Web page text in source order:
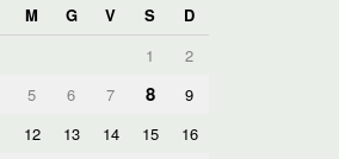
M G V S
D
1
2
5 6 7 8
9
12 13 14 15
16